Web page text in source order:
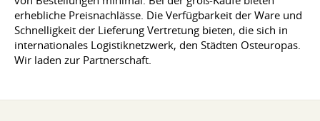
erhebliche Preisnachlässe. Die Verfügbarkeit der Ware und
Schnelligkeit der Lieferung Vertretung bieten, die sich in
internationales Logistiknetzwerk, den Städten Osteuropas.
Wir laden zur Partnerschaft.